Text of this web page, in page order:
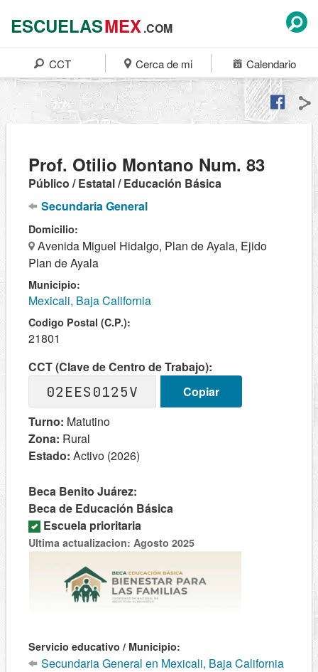
ESCUELASMEX.COM
CCT Cerca de mi Calendario
Prof. Otilio Montano Num. 83
Público / Estatal / Educación Básica
Secundaria General
Domicilio:
Avenida Miguel Hidalgo, Plan de Ayala, Ejido
Plan de Ayala
Municipio:
Mexicali, Baja California
Codigo Postal (C.P.):
21801
CCT (Clave de Centro de Trabajo):
02EES0125V
Copiar
Turno: Matutino
Zona: Rural
Estado: Activo (2026)
Beca Benito Juárez:
Beca de Educación Básica
Escuela prioritaria
Ultima actualizacion: Agosto 2025
Servicio educativo / Municipio:
Secundaria General en Mexicali, Baja California